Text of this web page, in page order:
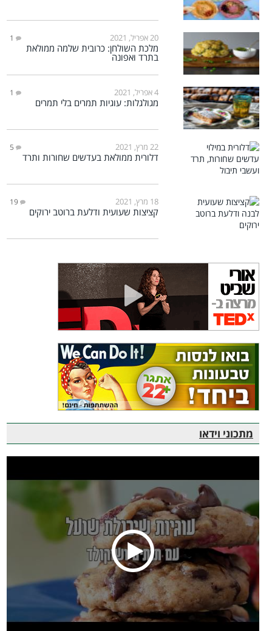
20 אפריל, 2021 1
מלכת השולחן: כרובית שלמה ממולאת
בתרד ואפונה
4 אפריל, 2021 1
מגולגלות: עוגיות תמרים בלי תמרים
22 מרץ, 2021 5
דלורית ממולאת בעדשים שחורות ותרד
18 מרץ, 2021 19
קציצות שעועית ודלעת ברוטב ירוקים
מתכוני וידאו